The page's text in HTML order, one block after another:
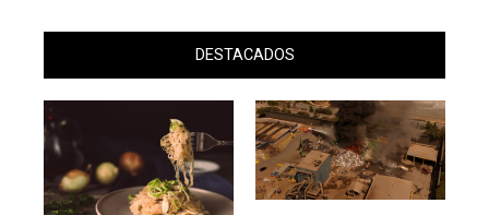
DESTACADOS